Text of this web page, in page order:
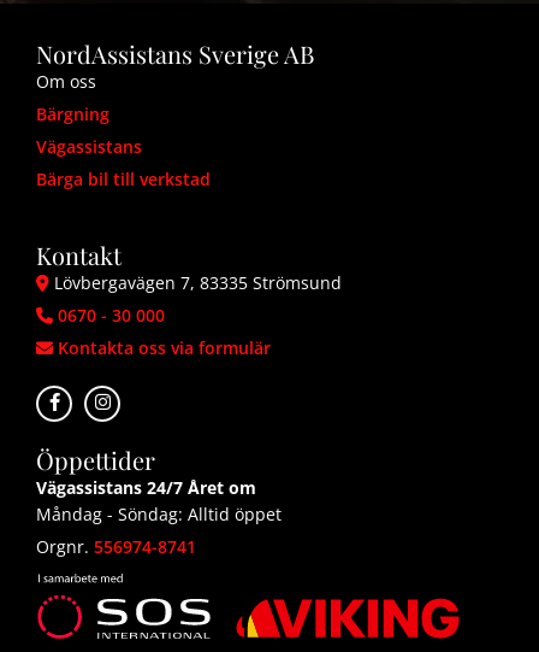
NordAssistans Sverige AB
Om oss
Bärgning
Vägassistans
Bärga bil till verkstad
Kontakt
 Lövbergavägen 7, 83335 Strömsund
 0670 - 30 000
 Kontakta oss via formulär
Öppettider
Vägassistans 24/7 Året om
Måndag - Söndag: Alltid öppet
Orgnr. 556974-8741